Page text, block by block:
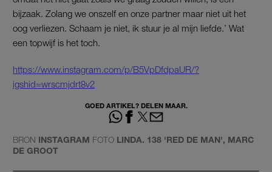
bijzaak. Zolang we onszelf en onze partner maar niet uit het
oog verliezen. Schaam je niet, ik stuur je al mijn liefde.’ Wat
een topwijf is het toch.
https://www.instagram.com/p/B5VpDfdpaUR/?
igshid=wrscmjdrt8v2
GOED ARTIKEL? DELEN MAAR.
BRON INSTAGRAM FOTO LINDA. 138 'RED DE MAN', MARC
DE GROOT